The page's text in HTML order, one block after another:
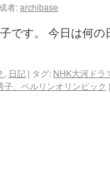
者:archibase
です。 今日は何
, 日記 | タグ: NHK大河ドラ
、ベルリンオリンピック |